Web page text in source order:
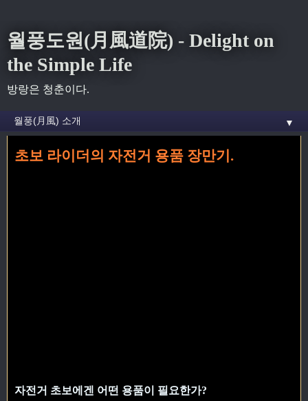
월풍도원(月風道院) - Delight on
the Simple Life
방랑은 청춘이다.
▼
홈» 안전 꼬리가 달린 글
초보 라이더의 자전거 용품 장만기.
자전거 초보에겐 어떤 용품이 필요한가?